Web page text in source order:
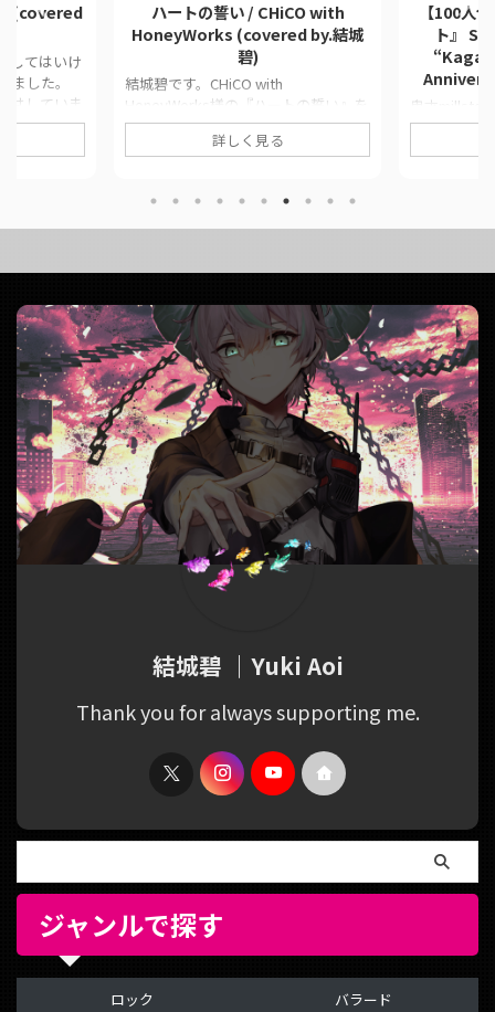
(covered
してはいけ
ました。
はしていま
公開した
リンク 愛
https ...
ハートの誓い / CHiCO with
HoneyWorks (covered by.結城
碧)
結城碧です。CHiCO with
HoneyWorks様の『ハートの誓い』を
歌わせていただきました。 初めてMV
見た時泣きました。 このページで
作品情報 Originalハートの誓い /
CHiCO with HoneyWorks様Vocal結城
ンク ハートの誓い / CHiCO with
https://twitter.com/pa ...
詳しく見る
【100人
ト』
鬼才
ガリビト』
す。 ■ 作品
結城碧、唄
おかゆ
お様Movie
Event歌って
結城碧 ｜Yuki Aoi
Thank you for always supporting me.
ジャンルで探す
ロック バラード